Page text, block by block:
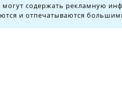
могут содержать рекламную
и отпечатываются